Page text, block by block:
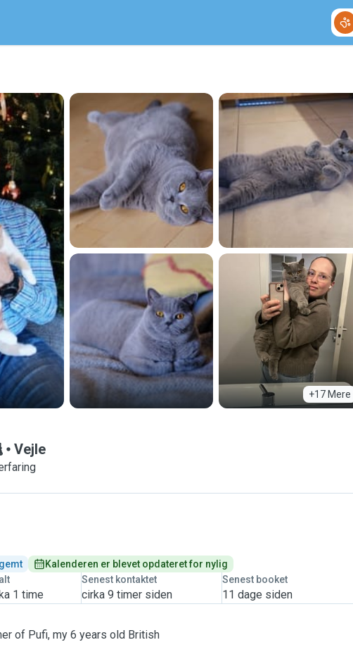
+17 Mere
Vejle
Kalenderen er blevet opdateret for nylig
1 time
Senest kontaktet
cirka 9 timer siden
Senest booket
11 dage siden
of Pufi, my 6 years old British